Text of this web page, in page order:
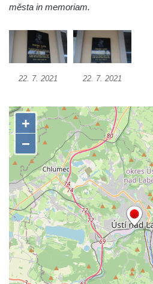
Kenotaf Emila Miksche na hřbitově
Lužici
Pomník vojákům Rudé armády na
v Kozlech
Pomník obětem 2. světové války v
Walthera von der Vogelweide v
Památník obětem holokaustu v
v Duchcově
Pomník obětem válek v Jeníkově
Pamětní deska obětem 1. světové
kapli Panny Marie v Lahošti
Pomník obětem 2. světové války v
Mikulášovicích
Pomník obětem bombardování 8.
města in memoriam.
22. 7. 2021 22. 7. 2021